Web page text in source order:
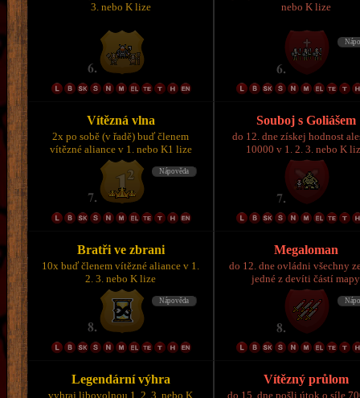
3. nebo K lize
nebo K lize
Vítězná vlna
2x po sobě (v řadě) buď členem
vítězné aliance v 1. nebo K1 lize
Souboj s Goliášem
do 12. dne získej hodnost
10000 v 1. 2. 3. nebo K
Bratři ve zbrani
10x buď členem vítězné aliance v 1.
2. 3. nebo K lize
Megaloman
do 12. dne ovládni všechny
jedné z devíti částí mapy
Legendární výhra
vyhraj libovolnou 1. 2. 3. nebo K
Vítězný průlom
do 15. dne pošli útok o síle